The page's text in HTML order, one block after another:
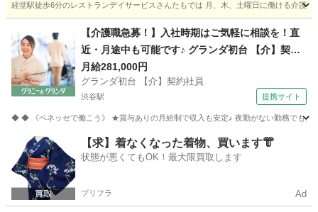
経堂駅徒歩6分のレストランデイサービスさんたもでは 月、木、土曜日に働ける介護
経堂駅 介護 時給
【介護職急募！】入社時期はご気軽に相談を！直
近・月途中も可能です♪ グランダ初台 【介】契約
社員 老人介護施設スタッフ
月給281,000円
グランダ初台 【介】契約社員
渋谷駅 提携サイト
◆ ◆ 《ベネッセで働こう》 ★賞与ありの月給制で収入も安定♪ 夜勤がない勤務でも月
東京 渋谷区 渋谷駅 介護
【求】着なくなった着物、買います👘
状態が悪くてもOK！最大限買取します
プリフラ Ad